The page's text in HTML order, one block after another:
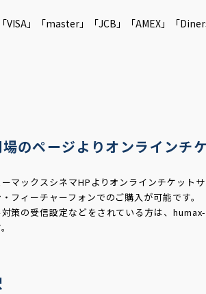
VISA」「master」「JCB」「AMEX」「
のページよりオンラインチ
マックスシネマHPよりオンラインチケット
フィーチャーフォンでのご購入が可能です。
策の受信設定などをされている方は、